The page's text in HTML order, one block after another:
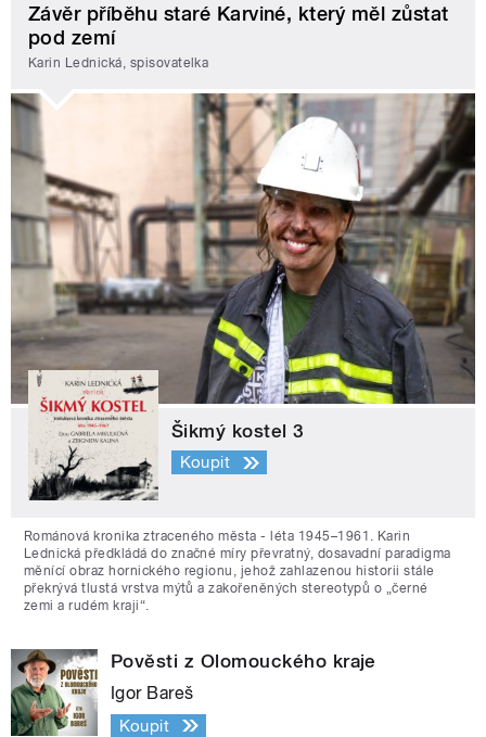
Závěr příběhu staré Karviné, který měl zůstat
pod zemí
Karin Lednická, spisovatelka
Šikmý kostel 3
Koupit
Románová kronika ztraceného města - léta 1945–1961. Karin
Lednická předkládá do značné míry převratný, dosavadní paradigma
měnící obraz hornického regionu, jehož zahlazenou historii stále
překrývá tlustá vrstva mýtů a zakořeněných stereotypů o „černé
zemi a rudém kraji“.
Pověsti z Olomouckého kraje
Igor Bareš
Koupit